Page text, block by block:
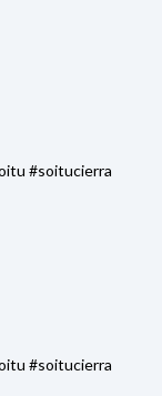
#soitucierra
#soitucierra